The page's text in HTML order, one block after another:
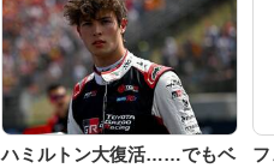
ハミルトン大復活……でもベ